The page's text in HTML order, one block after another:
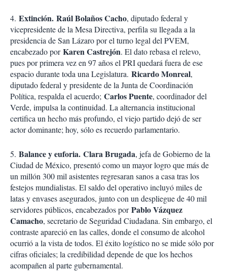
4. Extinción. Raúl Bolaños Cacho, diputado federal y
vicepresidente de la Mesa Directiva, perfila su llegada a la
presidencia de San Lázaro por el turno legal del PVEM,
encabezado porKaren Castrejón. El dato rebasa el relevo,
pues por primera vez en 97 años el PRI quedará fuera de ese
espacio durante toda una Legislatura. Ricardo Monreal,
diputado federal y presidente de la Junta de Coordinación
Política, respalda el acuerdo; Carlos Puente, coordinador del
Verde, impulsa la continuidad. La alternancia institucional
certifica un hecho más profundo, el viejo partido dejó de ser
actor dominante; hoy, sólo es recuerdo parlamentario.
5. Balance y euforia. Clara Brugada, jefa de Gobierno de la
Ciudad de México, presentó como un mayor logro que más de
un millón 300 mil asistentes regresaran sanos a casa tras los
festejos mundialistas. El saldo del operativo incluyó miles de
latas y envases asegurados, junto con un despliegue de 40 mil
servidores públicos, encabezados porPablo Vázquez
Camacho, secretario de Seguridad Ciudadana. Sin embargo, el
contraste apareció en las calles, donde el consumo de alcohol
ocurrió a la vista de todos. El éxito logístico no se mide sólo por
cifras oficiales; la credibilidad depende de que los hechos
acompañen al parte gubernamental.